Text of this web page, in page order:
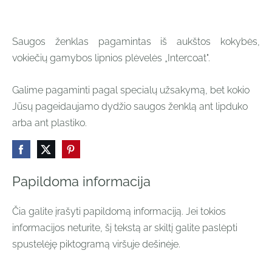
Papildoma informacija
Čia galite įrašyti papildomą informaciją. Jei tokios
informacijos neturite, šį tekstą ar skiltį galite paslėpti
spustelėję piktogramą viršuje dešinėje.
Saugos ženklas pagamintas iš aukštos kokybės,
vokiečių gamybos lipnios plėvelės „Intercoat".
Galime pagaminti pagal specialų užsakymą, bet kokio
Jūsų pageidaujamo dydžio saugos ženklą ant lipduko
arba ant plastiko.